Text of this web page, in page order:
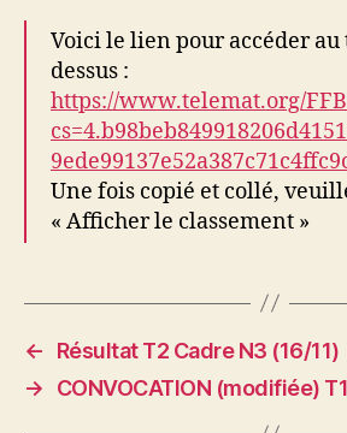
Voici le lien pour accéder au
dessus :
https://www.telemat.org/
Une fois copié et collé,
« Afficher le classement »
←
Résultat T2 Cadre N3 (16/11)
→
CONVOCATION (modifiée)